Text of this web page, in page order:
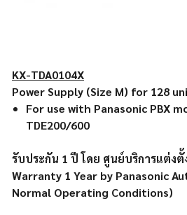
KX-TDA0104X
Power Supply (Size M) for 128
For use with Panasonic PBX
TDE200/600
รับประกัน 1 ปี โดย ศูนย์บริการแต่ง
Warranty 1 Year by Panasonic
Normal Operating Conditions)